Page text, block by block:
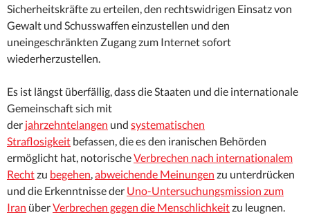
Sicherheitskräfte zu erteilen, den rechtswidrigen Einsatz von
Gewalt und Schusswaffen einzustellen und den
uneingeschränkten Zugang zum Internet sofort
wiederherzustellen.
Es ist längst überfällig, dass die Staaten und die internationale
Gemeinschaft sich mit
der jahrzehntelangen und systematischen
Straflosigkeit befassen, die es den iranischen Behörden
ermöglicht hat, notorischeVerbrechen nach internationalem
Rechtzu begehen,abweichende Meinungen zu unterdrücken
und die Erkenntnisse der Uno-Untersuchungsmission zum
Iran überVerbrechen gegen die Menschlichkeitzu leugnen.